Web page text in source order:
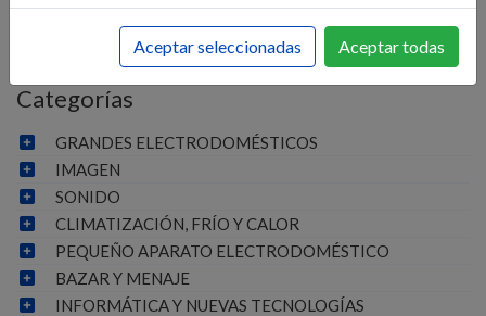
INICIO>INFORMÁTICA Y NUEVAS TECNOLOGÍAS>
PERIFÉRICOS
>S.A.I.> SAIS
Categorías
GRANDES ELECTRODOMÉSTICOS
IMAGEN
SONIDO
CLIMATIZACIÓN, FRÍO Y CALOR
PEQUEÑO APARATO ELECTRODOMÉSTICO
BAZAR Y MENAJE
INFORMÁTICA Y NUEVAS TECNOLOGÍAS
Aceptar seleccionadas Aceptar todas